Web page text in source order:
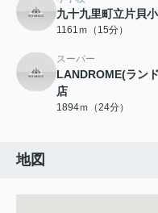
九十九里町立片貝
1161ｍ（15分）
スーパー
LANDROME(ラン
店
1894ｍ（24分）
地図